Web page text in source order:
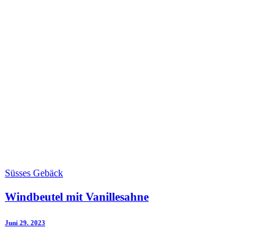
Süsses Gebäck
Windbeutel mit Vanillesahne
Juni 29. 2023